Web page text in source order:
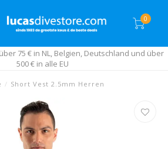
0
75 € in NL, Belgien, Deutschland und über
500 € in alle EU
/ Short Vest 2.5mm Herren